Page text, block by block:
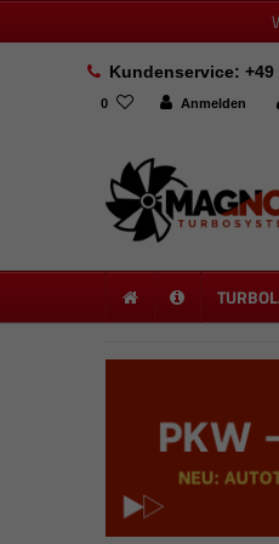
Kundenservice: +49
0 Anmelden